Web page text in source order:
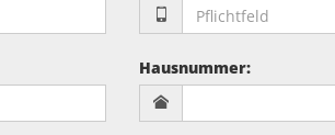
Hausnummer: